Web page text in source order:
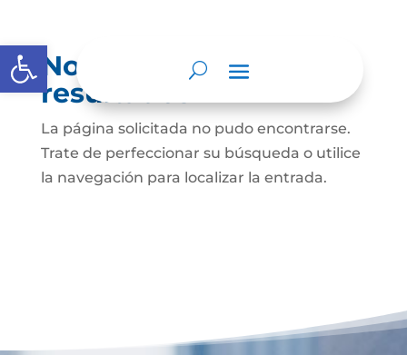
Abrir barra de herramientas
No se encontraron
resultados
La página solicitada no pudo encontrarse.
Trate de perfeccionar su búsqueda o utilice
la navegación para localizar la entrada.